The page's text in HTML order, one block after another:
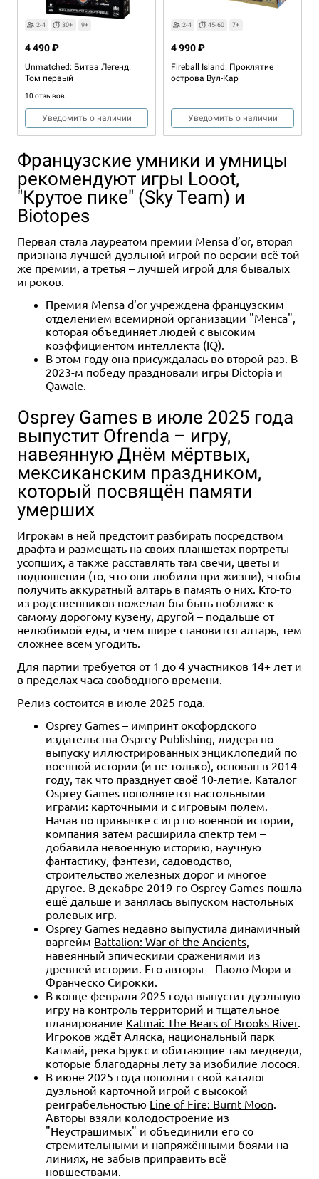
2-4 30+ 9+
Unmatched: Битва Легенд.
Том первый
10 отзывов
4 490 ₽
Уведомить о наличии
2-4 45-60 7+
Fireball Island: Проклятие
острова Вул-Кар
4 990 ₽
Уведомить о наличии
Хит 2-4 30-75 10+
Дорога ярости: Вендетта
3 отзыва
4 990 ₽
Купить
Французские умники и умницы
рекомендуют игры Looot,
"Крутое пике" (Sky Team) и
Biotopes
Первая стала лауреатом премии Mensa d’or, вторая
признана лучшей дуэльной игрой по версии всё той
же премии, а третья – лучшей игрой для бывалых
игроков.
Премия Mensa d’or учреждена французским
отделением всемирной организации "Менса",
которая объединяет людей с высоким
коэффициентом интеллекта (IQ).
В этом году она присуждалась во второй раз. В
2023-м победу праздновали игры Dictopia и
Qawale.
Osprey Games в июле 2025 года
выпустит Ofrenda – игру,
навеянную Днём мёртвых,
мексиканским праздником,
который посвящён памяти
умерших
Игрокам в ней предстоит разбирать посредством
драфта и размещать на своих планшетах портреты
усопших, а также расставлять там свечи, цветы и
подношения (то, что они любили при жизни), чтобы
получить аккуратный алтарь в память о них. Кто-то
из родственников пожелал бы быть поближе к
самому дорогому кузену, другой – подальше от
нелюбимой еды, и чем шире становится алтарь, тем
сложнее всем угодить.
Для партии требуется от 1 до 4 участников 14+ лет и
в пределах часа свободного времени.
Релиз состоится в июле 2025 года.
Osprey Games – импринт оксфордского
издательства Osprey Publishing, лидера по
выпуску иллюстрированных энциклопедий по
военной истории (и не только), основан в 2014
году, так что празднует своё 10-летие. Каталог
Osprey Games пополняется настольными
играми: карточными и с игровым полем.
Начав по привычке с игр по военной истории,
компания затем расширила спектр тем –
добавила невоенную историю, научную
фантастику, фэнтези, садоводство,
строительство железных дорог и многое
другое. В декабре 2019-го Osprey Games пошла
ещё дальше и занялась выпуском настольных
ролевых игр.
Osprey Games недавно выпустила динамичный
варгейм Battalion: War of the Ancients
навеянный эпическими сражениями из
древней истории. Его авторы – Паоло Мори и
Франческо Сирокки.
В конце февраля 2025 года выпустит дуэльную
игру на контроль территорий и тщательное
планирование Katmai: The Bears of Brooks River.
Игроков ждёт Аляска, национальный парк
Катмай, река Брукс и обитающие там медведи,
которые благодарны лету за изобилие лосося.
В июне 2025 года пополнит свой каталог
дуэльной карточной игрой с высокой
реиграбельностью Line of Fire: Burnt Moon
Авторы взяли колодостроение из
"Неустрашимых" и объединили его со
стремительными и напряжёнными боями на
линиях, не забыв приправить всё
новшествами.